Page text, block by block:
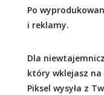
Po
i reklamy.
Dla
który wklejasz
Piksel wysyła z